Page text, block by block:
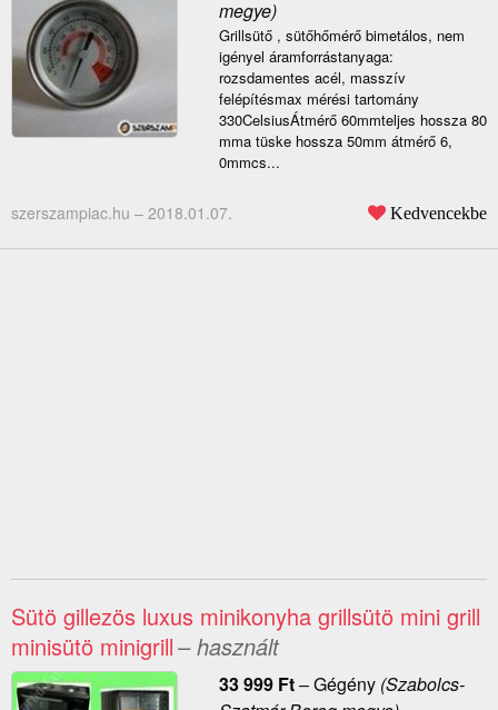
megye)
Grillsütő , sütőhőmérő bimetálos, nem
igényel áramforrástanyaga:
rozsdamentes acél, masszív
felépítésmax mérési tartomány
330CelsiusÁtmérő 60mmteljes hossza 80
mma tüske hossza 50mm átmérő 6,
0mmcs...
szerszampiac.hu – 2018.01.07. Kedvencekbe
Sütö gillezös luxus minikonyha grillsütö mini grill
minisütö minigrill– használt
33 999 Ft–Gégény(Szabolcs-